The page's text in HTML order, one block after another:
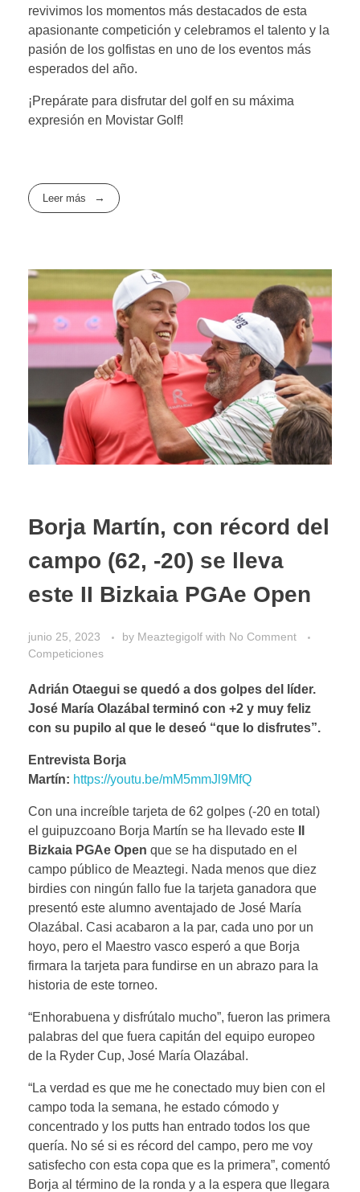
revivimos los momentos más destacados de esta
apasionante competición y celebramos el talento y la
pasión de los golfistas en uno de los eventos más
esperados del año.
¡Prepárate para disfrutar del golf en su máxima
expresión en Movistar Golf!
Leer más
Borja Martín, con récord del
campo (62, -20) se lleva
este II Bizkaia PGAe Open
junio 25, 2023 by Meaztegigolf with No Comment
Competiciones
Adrián Otaegui se quedó a dos golpes del líder.
José María Olazábal terminó con +2 y muy feliz
con su pupilo al que le deseó “que lo disfrutes”.
Entrevista Borja
Martín: https://youtu.be/mM5mmJl9MfQ
Con una increíble tarjeta de 62 golpes (-20 en total)
el guipuzcoano Borja Martín se ha llevado este
Bizkaia PGAe Open que se ha disputado en el
campo público de Meaztegi. Nada menos que diez
birdies con ningún fallo fue la tarjeta ganadora que
presentó este alumno aventajado de José María
Olazábal. Casi acabaron a la par, cada uno por un
hoyo, pero el Maestro vasco esperó a que Borja
firmara la tarjeta para fundirse en un abrazo para la
historia de este torneo.
“Enhorabuena y disfrútalo mucho”, fueron las primera
palabras del que fuera capitán del equipo europeo
de la Ryder Cup, José María Olazábal.
“La verdad es que me he conectado muy bien con el
campo toda la semana, he estado cómodo y
concentrado y los putts han entrado todos los que
quería. No sé si es récord del campo, pero me voy
satisfecho con esta copa que es la primera”, comentó
Borja al término de la ronda y a la espera que llegara